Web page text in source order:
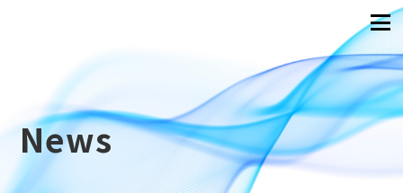
News